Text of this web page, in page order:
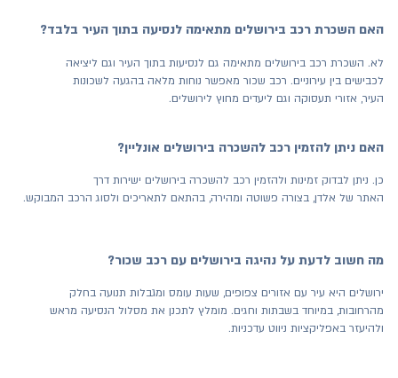
האם השכרת רכב בירושלים מתאימה לנסיעה בתוך העיר בלבד?
לא. השכרת רכב בירושלים מתאימה גם לנסיעות בתוך העיר וגם ליציאה
לכבישים בין עירוניים. רכב שכור מאפשר נוחות מלאה בהגעה לשכונות
העיר, אזורי תעסוקה וגם ליעדים מחוץ לירושלים.
האם ניתן להזמין רכב להשכרה בירושלים אונליין?
כן. ניתן לבדוק זמינות ולהזמין רכב להשכרה בירושלים ישירות דרך
האתר של אלדן, בצורה פשוטה ומהירה, בהתאם לתאריכים ולסוג הרכב המבוקש.
מה חשוב לדעת על נהיגה בירושלים עם רכב שכור?
ירושלים היא עיר עם אזורים צפופים, שעות עומס ומגבלות תנועה בחלק
מהרחובות, במיוחד בשבתות וחגים. מומלץ לתכנן את מסלול הנסיעה מראש
ולהיעזר באפליקציות ניווט עדכניות.